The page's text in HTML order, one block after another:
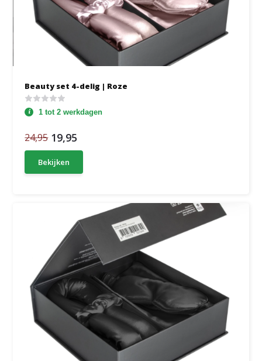
Beauty set 4-delig | Roze
1 tot 2 werkdagen
24,95 19,95
Bekijken